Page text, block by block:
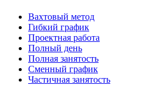
Вахтовый метод
Гибкий график
Проектная работа
Полный день
Полная занятость
Сменный график
Частичная занятость